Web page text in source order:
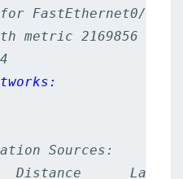
FastEthernet0/0
metric 2169856
Sources:
Distance      Last